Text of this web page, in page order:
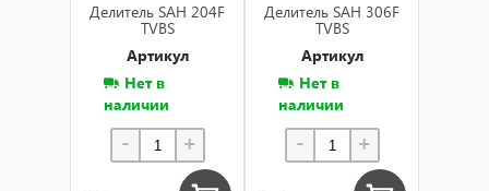
Делитель SAH 204F
TVBS
Артикул
Нет в
наличии
- +
Делитель SAH 306F
TVBS
Артикул
Нет в
наличии
- +